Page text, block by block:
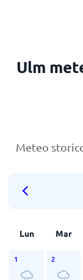
Ulm
Meteo
Lun Mar
1 2